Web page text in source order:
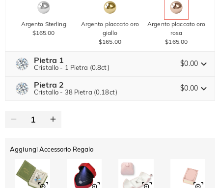
Argento Sterling
$165.00
Argento placcato oro
giallo
$165.00
Argento placcato oro
rosa
$165.00
Pietra 1
Cristallo - 1 Pietra (0.8ct) $0.00
Pietra preziosa di Jeulia
Moissanite
Pietra di Jeulia
Cristallo
Granato
Ametista
Pietra 2
Cristallo - 38 Pietra (0.18ct) $0.00
Moissanite
$102.00 ORA 15% SCONTO
Pietra di Jeulia
Aggiungi Accessorio Regalo